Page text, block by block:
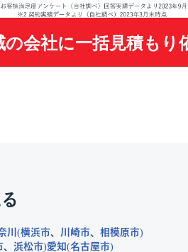
会社に一括見積もり
川 横浜市 川崎市
相模原市
浜松市 愛知 名古屋市